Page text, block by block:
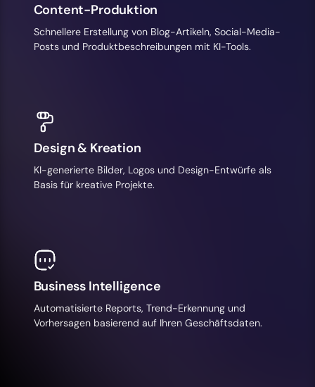
Content-Produktion
Schnellere Erstellung von Blog-Artikeln, Social-Media-
Posts und Produktbeschreibungen mit KI-Tools.
Design & Kreation
KI-generierte Bilder, Logos und Design-Entwürfe als
Basis für kreative Projekte.
Business Intelligence
Automatisierte Reports, Trend-Erkennung und
Vorhersagen basierend auf Ihren Geschäftsdaten.